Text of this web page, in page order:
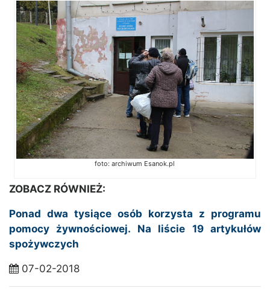
foto: archiwum Esanok.pl
ZOBACZ RÓWNIEŻ:
Ponad dwa tysiące osób korzysta z programu
pomocy żywnościowej. Na liście 19 artykułów
spożywczych
07-02-2018